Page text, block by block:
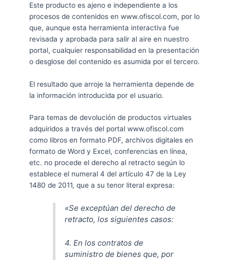
Este producto es ajeno e independiente a los
procesos de contenidos en www.ofiscol.com, por lo
que, aunque esta herramienta interactiva fue
revisada y aprobada para salir al aire en nuestro
portal, cualquier responsabilidad en la presentación
o desglose del contenido es asumida por el tercero.
El resultado que arroje la herramienta depende de
la información introducida por el usuario.
Para temas de devolución de productos virtuales
adquiridos a través del portal www.ofiscol.com
como libros en formato PDF, archivos digitales en
formato de Word y Excel, conferencias en línea,
etc. no procede el derecho al retracto según lo
establece el numeral 4 del artículo 47 de la Ley
1480 de 2011, que a su tenor literal expresa:
«Se exceptúan del derecho de
retracto, los siguientes casos:
4. En los contratos de
suministro de bienes que, por